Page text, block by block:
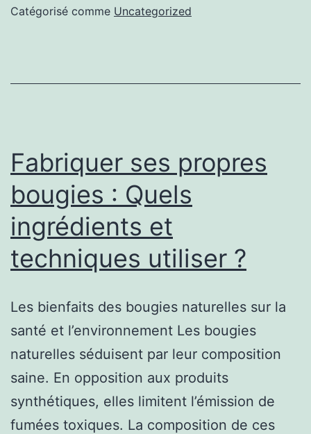
Catégorisé comme Uncategorized
Fabriquer ses propres
bougies : Quels
ingrédients et
techniques utiliser ?
Les bienfaits des bougies naturelles sur la
santé et l’environnement Les bougies
naturelles séduisent par leur composition
saine. En opposition aux produits
synthétiques, elles limitent l’émission de
fumées toxiques. La composition de ces